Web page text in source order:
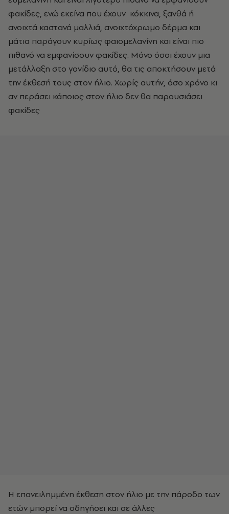
φακίδες, ενώ εκείνα που έχουν κόκκινα, ξανθά ή
ανοιχτά καστανά μαλλιά, ανοιχτόχρωμο δέρμα και
μάτια παράγουν κυρίως φαιομελανίνη και είναι πιο
πιθανό να εμφανίσουν φακίδες. Μόνο όσοι έχουν μια
μετάλλαξη στο γονίδιο αυτό, θα τις αποκτήσουν μετά
την έκθεσή τους στον ήλιο. Χωρίς αυτήν, όσο χρόνο κι
αν περάσει κάποιος στον ήλιο δεν θα παρουσιάσει
φακίδες
Η επανειλημμένη έκθεση στον ήλιο με την πάροδο των
ετών μπορεί να οδηγήσει και σε άλλες